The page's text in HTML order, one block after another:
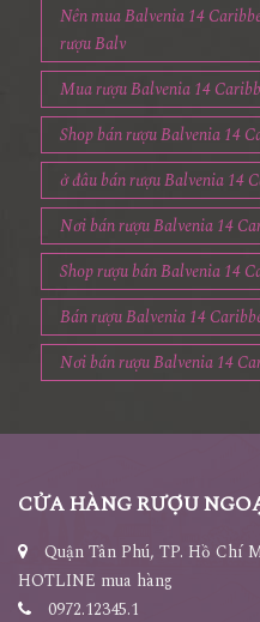
Nên mua Balvenia 14
rượu Balv
Mua rượu Balvenia 14
Shop bán rượu Balvenia 14
ở đâu bán rượu Balvenia 14
Nơi bán rượu Balvenia 14
Shop rượu bán Balvenia 14
Bán rượu Balvenia 14
Nơi bán rượu Balvenia 14
CỬA HÀNG RƯỢU
Quận Tân Phú, TP. Hồ Chí
HOTLINE mua hàng
0972.12345.1